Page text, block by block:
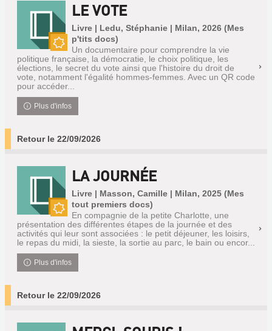
Nouveauté
LE VOTE
Livre | Ledu, Stéphanie | Milan, 2026 (Mes
p'tits docs)
Un documentaire pour comprendre la vie
politique française, la démocratie, le choix politique, les
élections, le secret du vote ainsi que l'histoire du droit de
vote, notamment l'égalité hommes-femmes. Avec un QR code
pour accéder...
Plus d'infos
Retour le 22/09/2026
Nouveauté
LA JOURNÉE
Livre | Masson, Camille | Milan, 2025 (Mes
tout premiers docs)
En compagnie de la petite Charlotte, une
présentation des différentes étapes de la journée et des
activités qui leur sont associées : le petit déjeuner, les loisirs,
le repas du midi, la sieste, la sortie au parc, le bain ou encor...
Plus d'infos
Retour le 22/09/2026